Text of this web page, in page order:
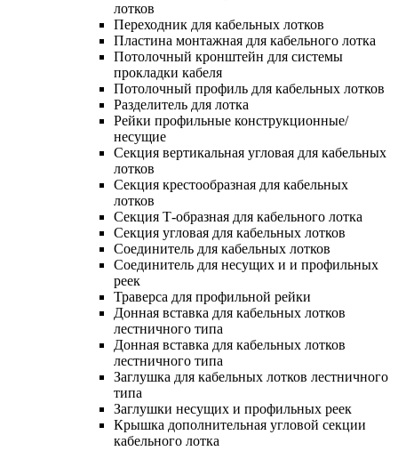
лотков
Переходник для кабельных лотков
Пластина монтажная для кабельного лотка
Потолочный кронштейн для системы
прокладки кабеля
Потолочный профиль для кабельных лотков
Разделитель для лотка
Рейки профильные конструкционные/
несущие
Секция вертикальная угловая для кабельных
лотков
Секция крестообразная для кабельных
лотков
Секция Т-образная для кабельного лотка
Секция угловая для кабельных лотков
Соединитель для кабельных лотков
Соединитель для несущих и и профильных
реек
Траверса для профильной рейки
Донная вставка для кабельных лотков
лестничного типа
Донная вставка для кабельных лотков
лестничного типа
Заглушка для кабельных лотков лестничного
типа
Заглушки несущих и профильных реек
Крышка дополнительная угловой секции
кабельного лотка